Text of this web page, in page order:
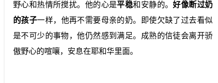
野心和热情所搅扰。他的心是平稳和安静的。好像断过奶
的孩子一样，他再不需要母亲的奶。即使欠缺了过去看似
是不可少的事物，他仍然感到满足。成熟的信徒会离开骄
傲野心的喧嚷，安息在耶和华里面。